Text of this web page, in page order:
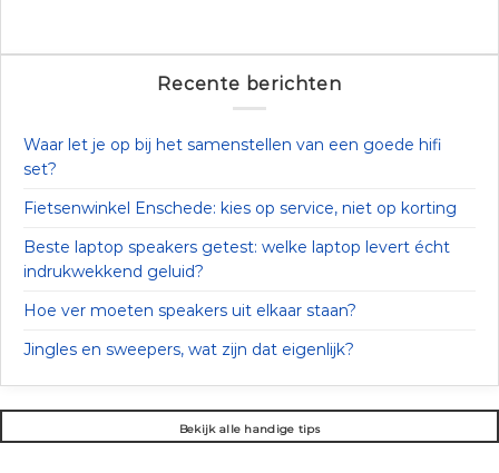
Recente berichten
Waar let je op bij het samenstellen van een goede hifi
set?
Fietsenwinkel Enschede: kies op service, niet op korting
Beste laptop speakers getest: welke laptop levert écht
indrukwekkend geluid?
Hoe ver moeten speakers uit elkaar staan?
Jingles en sweepers, wat zijn dat eigenlijk?
Bekijk alle handige tips